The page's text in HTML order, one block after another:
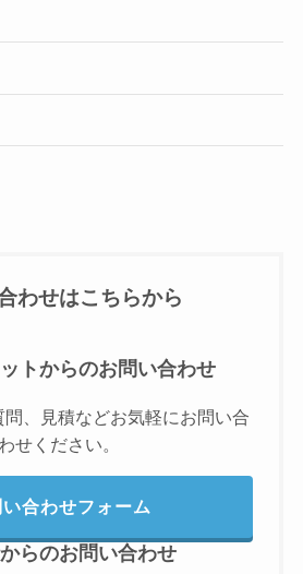
わせはこちらから
トからのお問い合わせ
、見積などお気軽にお問い合
わせください。
合わせフォーム
らのお問い合わせ